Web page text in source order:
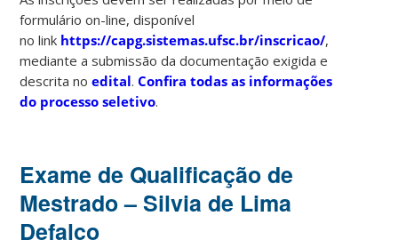
formulário on-line, disponível
no link https://capg.sistemas.ufsc.br/inscricao/,
mediante a submissão da documentação exigida e
descrita noedital.Confira todas as informações
do processo seletivo.
Exame de Qualificação de
Mestrado – Silvia de Lima
Defalco